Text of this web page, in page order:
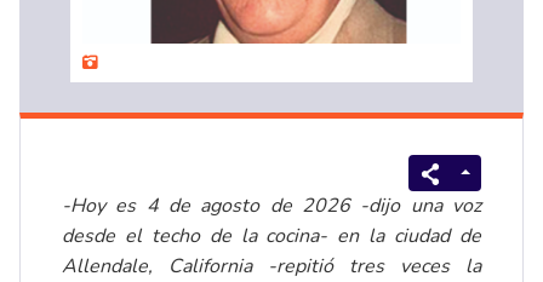
-Hoy es 4 de agosto de 2026 -dijo una voz
desde el techo de la cocina- en la ciudad de
Allendale, California -repitió tres veces la